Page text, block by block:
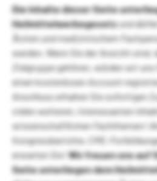
Die Inhalte dieser Seite
Heilmittelwerbegesetzund
Ärzten und medizinischem
werden. Wenn Sie der Ansicht sind,
Zielgruppe gehören, würden wir
einen kostenlosen Account
Anschluss erhalten Sie sofortigen
vielen weiteren, interessanten
wissenschaftlichen Fachthemen!
Kongressberichte, CME-
erwarten Sie!Wir freuen uns auf
Seite unterliegen dem